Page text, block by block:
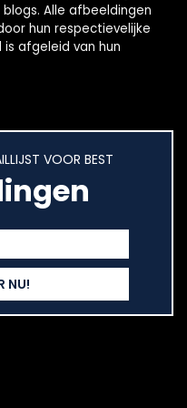
Alle afbeeldingen
hun respectievelijke
afgeleid van hun
VOOR BEST